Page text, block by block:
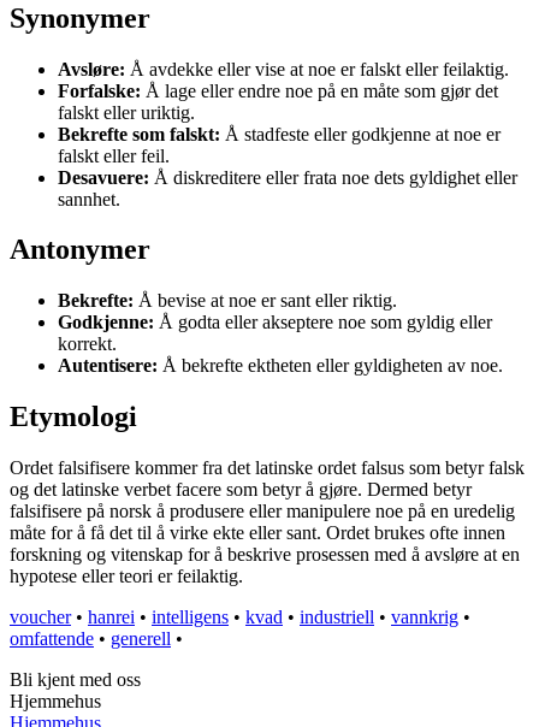
Synonymer
Avsløre: Å avdekke eller vise at noe er falskt eller feilaktig.
Forfalske: Å lage eller endre noe på en måte som gjør det
falskt eller uriktig.
Bekrefte som falskt: Å stadfeste eller godkjenne at noe er
falskt eller feil.
Desavuere: Å diskreditere eller frata noe dets gyldighet eller
sannhet.
Antonymer
Bekrefte: Å bevise at noe er sant eller riktig.
Godkjenne: Å godta eller akseptere noe som gyldig eller
korrekt.
Autentisere: Å bekrefte ektheten eller gyldigheten av noe.
Etymologi
Ordet falsifisere kommer fra det latinske ordet falsus som betyr falsk
og det latinske verbet facere som betyr å gjøre. Dermed betyr
falsifisere på norsk å produsere eller manipulere noe på en uredelig
måte for å få det til å virke ekte eller sant. Ordet brukes ofte innen
forskning og vitenskap for å beskrive prosessen med å avsløre at en
hypotese eller teori er feilaktig.
voucher• hanrei • intelligens • kvad • industriell • vannkrig •
omfattende • generell •
Bli kjent med oss
Hjemmehus